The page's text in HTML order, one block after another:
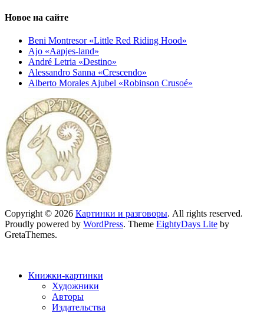
Новое на сайте
Beni Montresor «Little Red Riding Hood»
Ajo «Aapjes-land»
André Letria «Destino»
Alessandro Sanna «Crescendo»
Alberto Morales Ajubel «Robinson Crusoé»
Copyright © 2026 Картинки и разговоры. All rights reserved.
Proudly powered by WordPress. Theme EightyDays Lite by
GretaThemes.
Книжки-картинки
Художники
Авторы
Издательства